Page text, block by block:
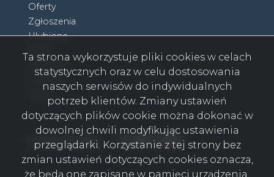
Oferty
Zgłoszenia
Ulubione
Kontakt
social media Facebook
Facebook
Facebook
Facebook
Facebook
Facebook
Facebook
Ta strona wykorzystuje pliki cookies w celach
statystycznych oraz w celu dostosowania
naszych serwisów do indywidualnych
potrzeb klientów. Zmiany ustawień
dotyczących plików cookie można dokonać w
dowolnej chwili modyfikując ustawienia
przeglądarki. Korzystanie z tej strony bez
zmian ustawień dotyczących cookies oznacza,
że będą one zapisane w pamięci urządzenia.